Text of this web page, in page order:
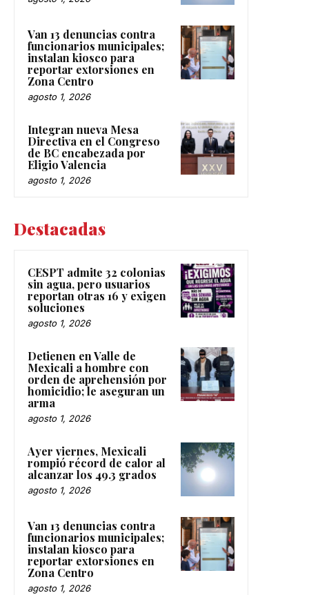
Van 13 denuncias contra
funcionarios municipales;
instalan kiosco para
reportar extorsiones en
Zona Centro
agosto 1, 2026
Integran nueva Mesa
Directiva en el Congreso
de BC encabezada por
Eligio Valencia
agosto 1, 2026
Destacadas
CESPT admite 32 colonias
sin agua, pero usuarios
reportan otras 16 y exigen
soluciones
agosto 1, 2026
Detienen en Valle de
Mexicali a hombre con
orden de aprehensión por
homicidio; le aseguran un
arma
agosto 1, 2026
Ayer viernes, Mexicali
rompió récord de calor al
alcanzar los 49.3 grados
agosto 1, 2026
Van 13 denuncias contra
funcionarios municipales;
instalan kiosco para
reportar extorsiones en
Zona Centro
agosto 1, 2026